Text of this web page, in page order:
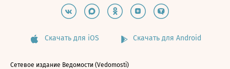
Скачать для iOS Скачать для Android
Сетевое издание Ведомости (Vedomosti)